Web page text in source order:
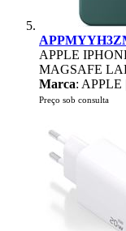
APPLE
MAGSAFE
Marca: APPLE |
Preço sob consulta